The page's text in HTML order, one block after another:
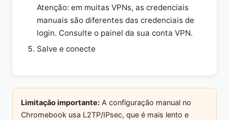
Atenção: em muitas VPNs, as credenciais
manuais são diferentes das credenciais de
login. Consulte o painel da sua conta VPN.
Salve e conecte
Limitação importante: A configuração manual no
Chromebook usa L2TP/IPsec, que é mais lento e